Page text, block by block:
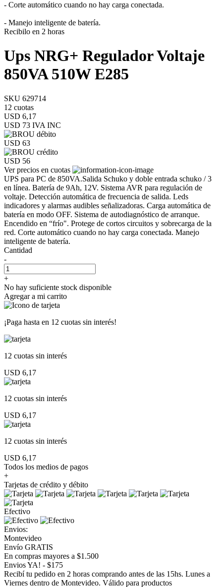
- Corte automático cuando no hay carga conectada.
- Manejo inteligente de batería.
Recibilo en 2 horas
Ups NRG+ Regulador Voltaje
850VA 510W E285
SKU 629714
12 cuotas
USD 6,17
USD 73 IVA INC
USD 63
USD 56
Ver precios en cuotas
UPS para PC de 850VA.Salida Schuko y doble entrada schuko / 3
en línea. Batería de 9Ah, 12V. Sistema AVR para regulación de
voltaje. Detección automática de frecuencia de salida. Leds
indicadores y alarmas audibles señalizadoras. Carga automática de
batería en modo OFF. Sistema de autodiagnóstico de arranque.
Encendido en “frío". Protege de cortos circuitos y sobrecarga de la
red. Corte automático cuando no hay carga conectada. Manejo
inteligente de batería.
Cantidad
-
+
No hay suficiente stock disponible
Agregar a mi carrito
¡Paga hasta en 12 cuotas sin interés!
12 cuotas sin interés
USD 6,17
12 cuotas sin interés
USD 6,17
12 cuotas sin interés
USD 6,17
Todos los medios de pagos
+
Tarjetas de crédito y débito
Efectivo
Envios:
Montevideo
Envío GRATIS
En compras mayores a $1.500
Envios YA! - $175
Recibí tu pedido en 2 horas comprando antes de las 15hs. Lunes a
Viernes dentro de Montevideo. Válido para productos